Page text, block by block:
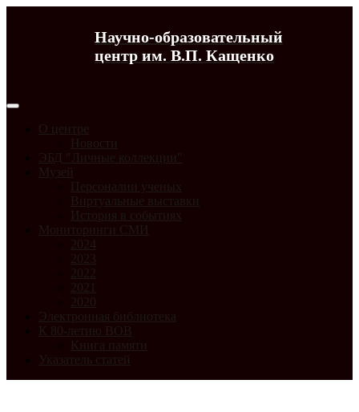
Научно-образовательный
центр им. В.П. Кащенко
О центре
Новости
ЭБД "Личные коллекции"
Музей
Персоналии ученых
Виртуальные выставки
История в событиях
Мониторинги СМИ
2024
2023
2022
2021
2020
Электронная библиотека
К 80-летию ВОВ
Книга памяти
Указатель статей